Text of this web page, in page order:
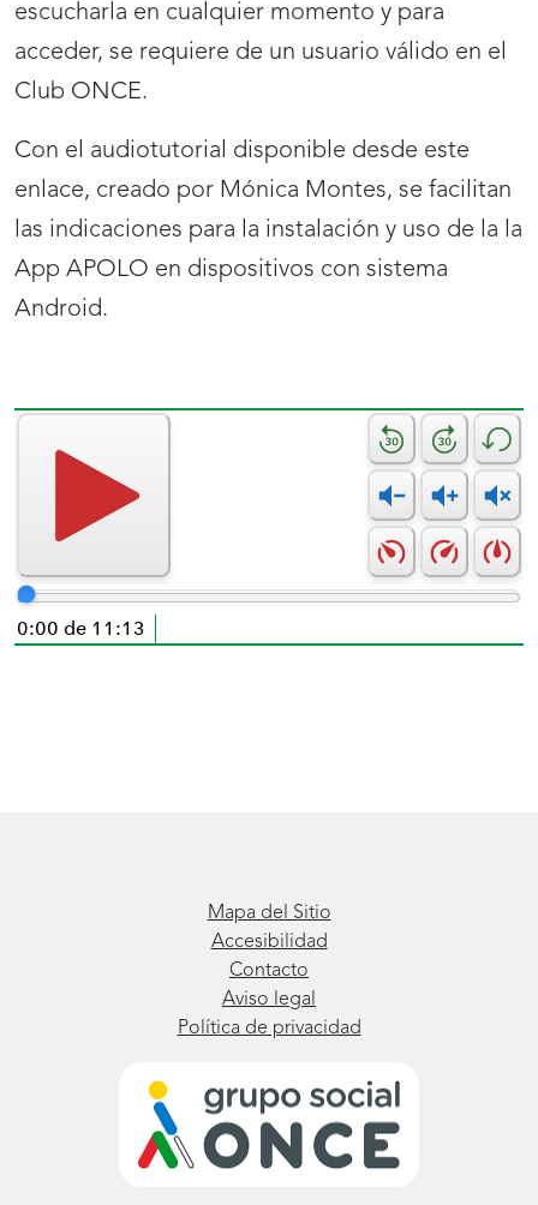
escucharla en cualquier momento y para
acceder, se requiere de un usuario válido en el
Club ONCE.
Con el audiotutorial disponible desde este
enlace, creado por Mónica Montes, se facilitan
las indicaciones para la instalación y uso de la la
App APOLO en dispositivos con sistema
Android.
Mapa del Sitio
Accesibilidad
Contacto
Aviso legal
Política de privacidad